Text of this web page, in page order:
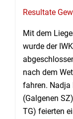
Resultate
Mit dem
wurde der
nach dem
fahren. Nadja
(Galgenen
TG) feierten